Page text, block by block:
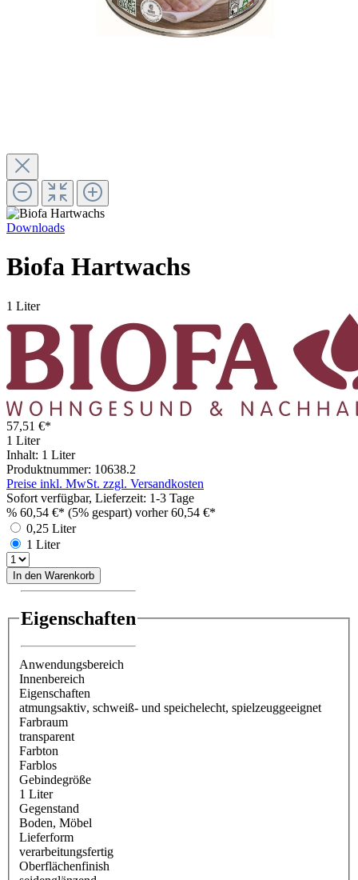
Downloads
Biofa Hartwachs
1 Liter
57,51 €*
1 Liter
Inhalt: 1 Liter
Produktnummer: 10638.2
Preise inkl. MwSt. zzgl. Versandkosten
Sofort verfügbar, Lieferzeit: 1-3 Tage
% 60,54 €* (5% gespart) vorher 60,54 €*
0,25 Liter
1 Liter
In den Warenkorb
Eigenschaften
Anwendungsbereich
Innenbereich
Eigenschaften
atmungsaktiv, schweiß- und speichelecht, spielzeuggeeignet
Farbraum
transparent
Farbton
Farblos
Gebindegröße
1 Liter
Gegenstand
Boden, Möbel
Lieferform
verarbeitungsfertig
Oberflächenfinish